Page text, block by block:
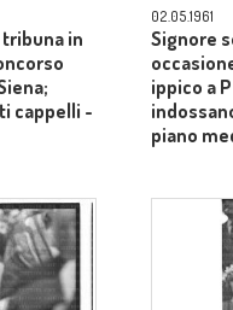
in
cappelli -
02.05.1961
Signore
ippico a
piano